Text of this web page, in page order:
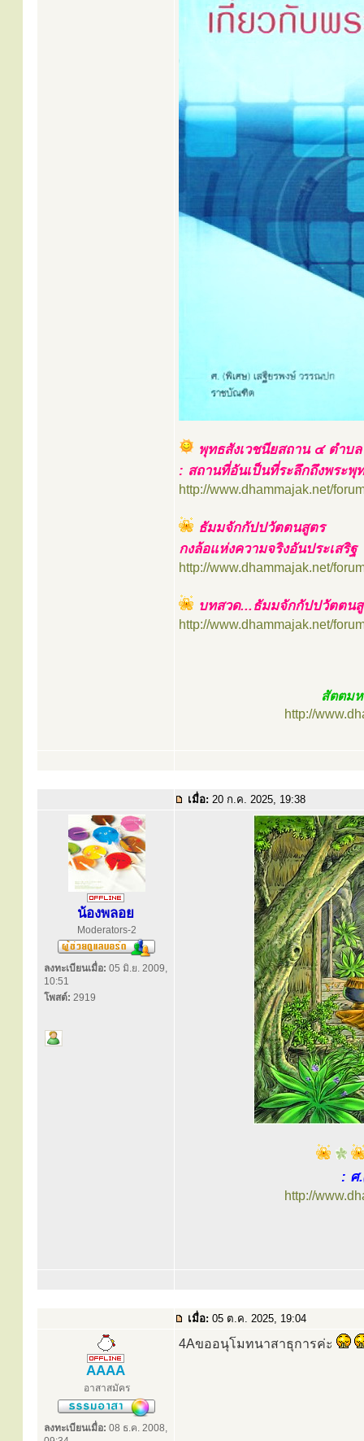
พุทธสังเวชนียสถาน ๔ ตำบล
: สถานที่อันเป็นที่ระลึกถึงพระพุ
http://www.dhammajak.net/
ธัมมจักกัปปวัตตนสูตร
กงล้อแห่งความจริงอันประเสริฐ
http://www.dhammajak.net/
บทสวด...ธัมมจักกัปปวัตตน
http://www.dhammajak.net/
สัตตม
http://
เมื่อ: 20 ก.ค. 2025, 19:38
น้องพลอย
Moderators-2
ลงทะเบียนเมื่อ: 05 มิ.ย. 2009,
10:51
โพสต์: 2919
: ศ
http://
เมื่อ: 05 ต.ค. 2025, 19:04
AAAA
อาสาสมัคร
ลงทะเบียนเมื่อ: 08 ธ.ค. 2008,
4Aขออนุโมทนาสาธุการค่ะ